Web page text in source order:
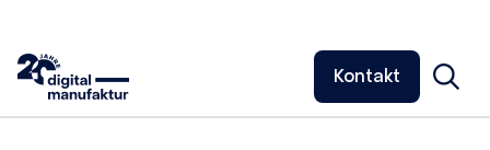
Kontakt